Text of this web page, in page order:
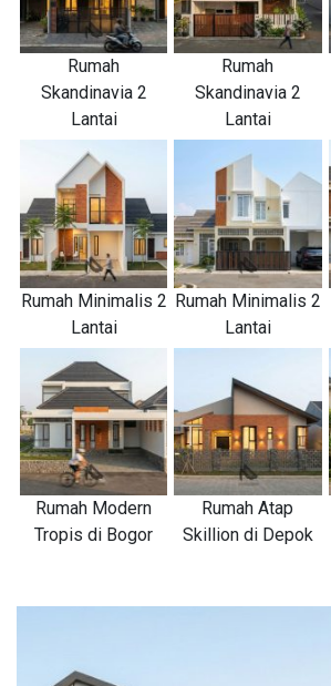
Rumah
Skandinavia 2
Lantai
Rumah
Skandinavia 2
Lantai
Rumah Minimalis 2
Lantai
Rumah Minimalis 2
Lantai
Rumah Modern
Tropis di Bogor
Rumah Atap
Skillion di Depok